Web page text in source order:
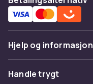
Hjelp og informasjon
Vanlige spørsmål
Handle trygt